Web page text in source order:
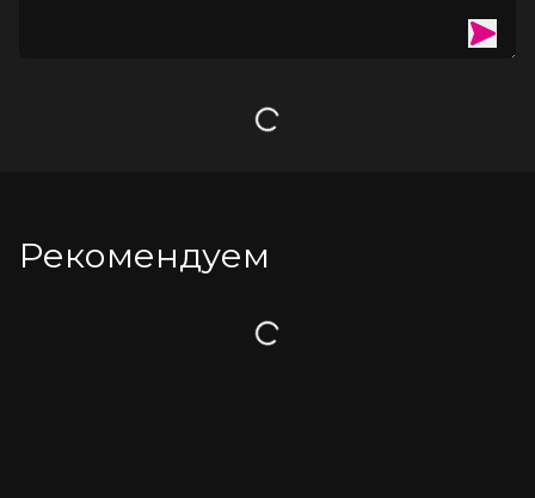
Загрузка
Рекомендуем
Загрузка